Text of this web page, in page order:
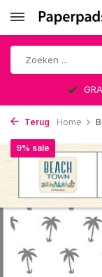
Terug Home
9% sale